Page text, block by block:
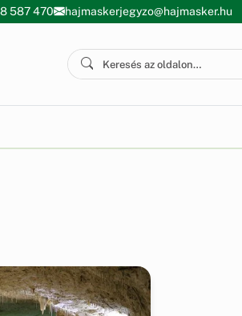
587 470 hajmaskerjegyzo@hajmasker.hu